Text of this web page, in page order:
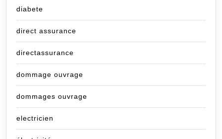
diabete
direct assurance
directassurance
dommage ouvrage
dommages ouvrage
electricien